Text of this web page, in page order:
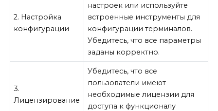
2. Настройка
конфигурации
настроек или используйте
встроенные инструменты для
конфигурации терминалов.
Убедитесь, что все параметры
заданы корректно.
3.
Лицензирование
Убедитесь, что все
пользователи имеют
необходимые лицензии для
доступа к функционалу